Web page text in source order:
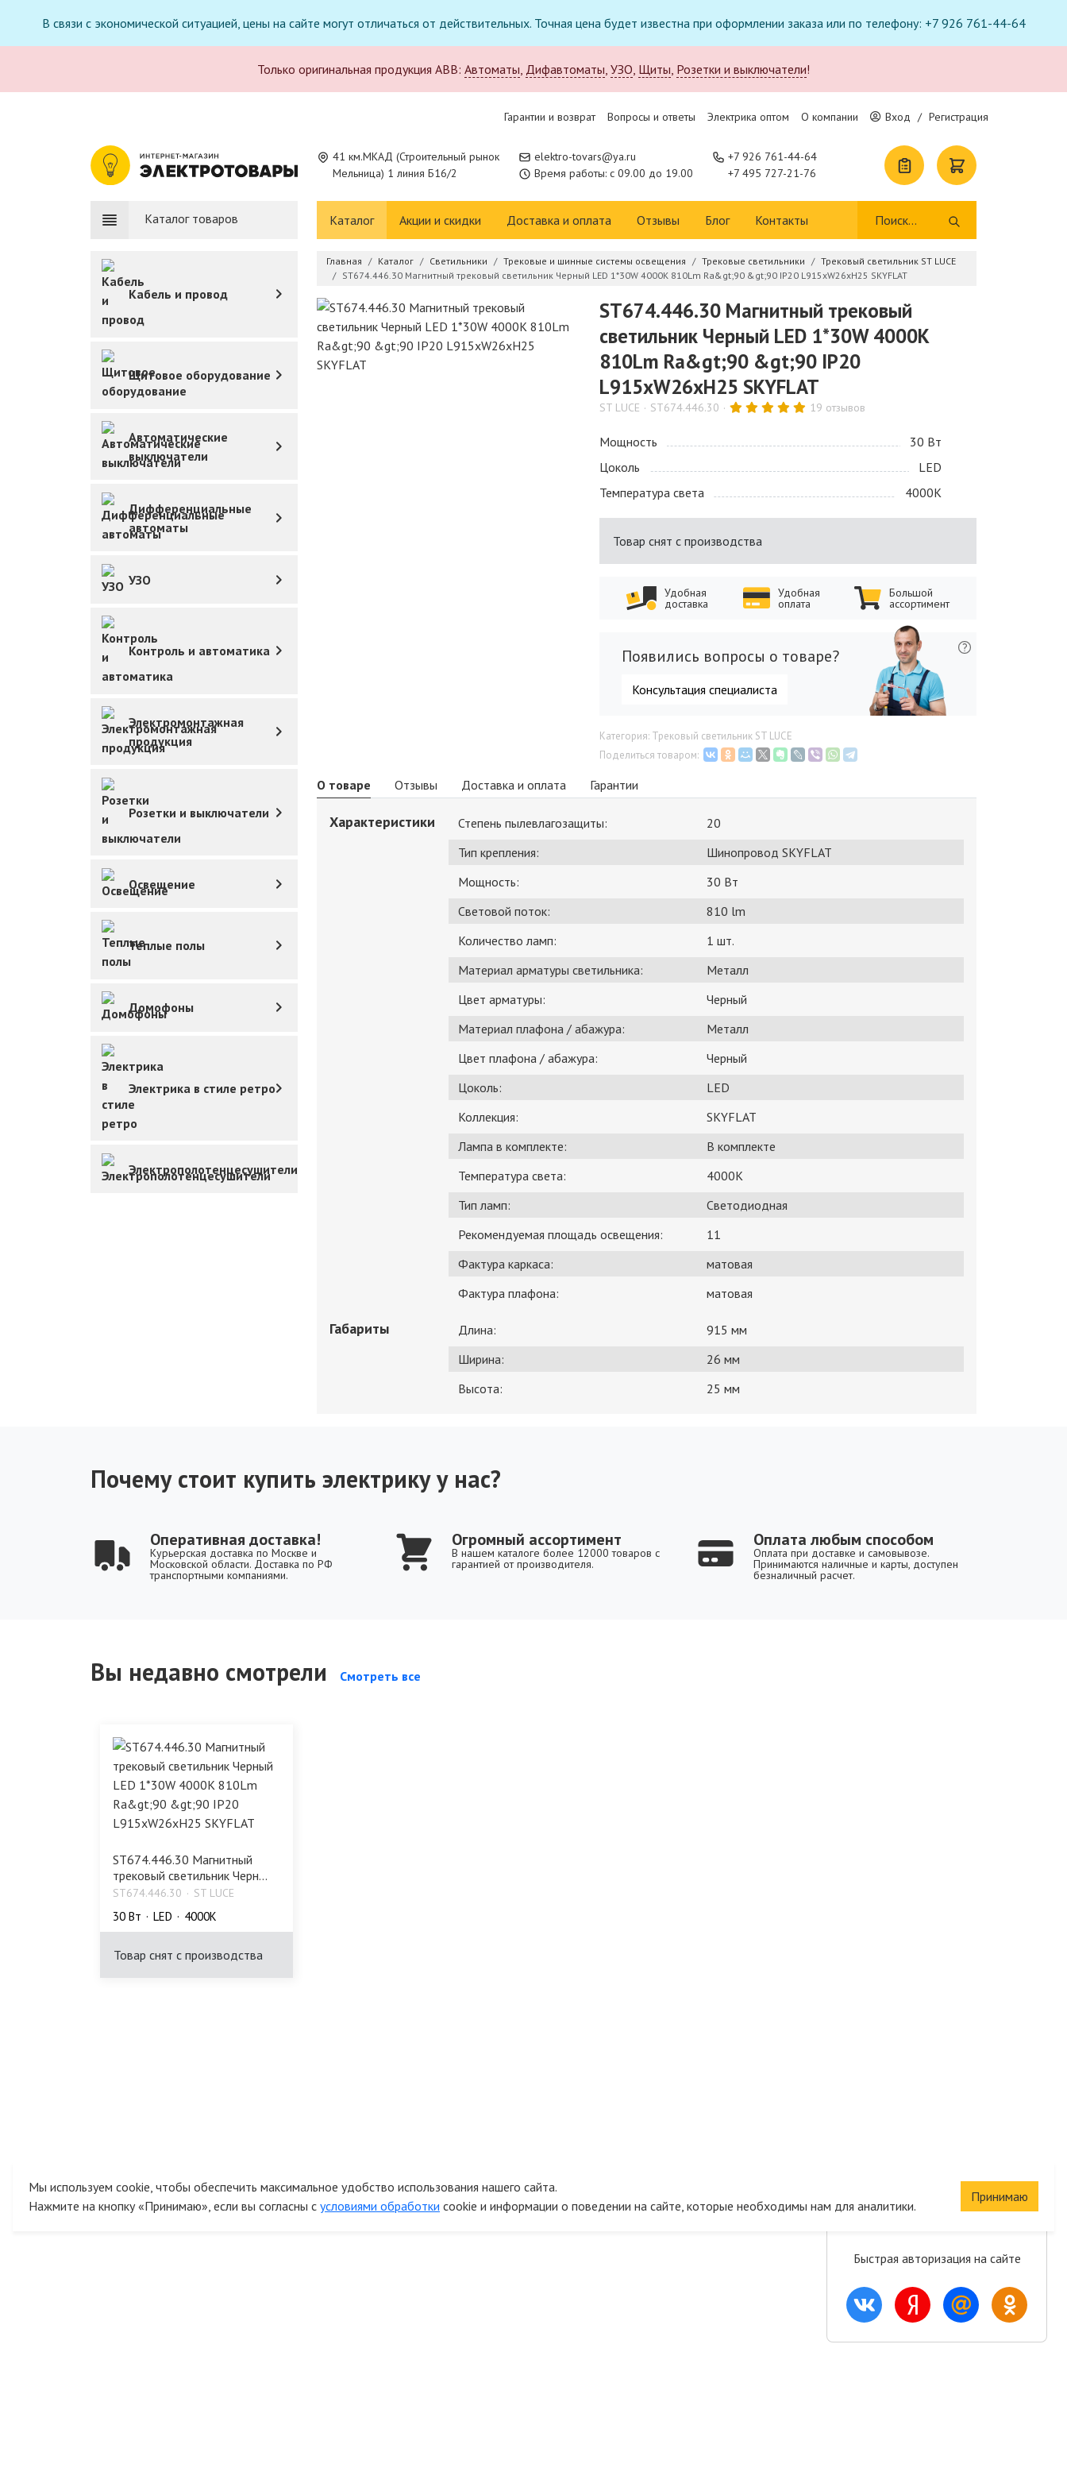
В связи с экономической ситуацией, цены на сайте могут отличаться от действительных. Точная цена будет известна при оформлении заказа или по телефону: +7 926 761-44-64
Только оригинальная продукция ABB: Автоматы, Дифавтоматы, УЗО, Щиты, Розетки и выключатели!
Гарантии и возврат Вопросы и ответы Электрика оптом О компании Вход / Регистрация
41 км.МКАД (Строительный рынок
Мельница) 1 линия Б16/2
elektro-tovars@ya.ru
Время работы: с 09.00 до 19.00
+7 926 761-44-64
+7 495 727-21-76
Каталог товаров Каталог Акции и скидки Доставка и оплата Отзывы Блог Контакты
Кабель и провод
Щитовое оборудование
Автоматические
выключатели
Дифференциальные
автоматы
УЗО
Контроль и автоматика
Электромонтажная
продукция
Розетки и выключатели
Освещение
Теплые полы
Домофоны
Электрика в стиле ретро
Электрополотенцесушители
Главная Каталог Светильники Трековые и шинные системы освещения Трековые светильники
Трековый светильник ST LUCE
ST674.446.30 Магнитный трековый светильник Черный LED 1*30W 4000K 810Lm Ra&gt;90 &gt;90 IP20 L915xW26xH25 SKYFLAT
ST674.446.30 Магнитный трековый
светильник Черный LED 1*30W 4000K
810Lm Ra&gt;90 &gt;90 IP20
L915xW26xH25 SKYFLAT
ST LUCE ST674.446.30 19 отзывов
Мощность
30 Bт
Цоколь
LED
Температура света
4000K
Товар снят с производства
Удобная
доставка
Удобная
оплата
Большой
ассортимент
Появились вопросы о товаре?
Консультация специалиста
Категория: Трековый светильник ST LUCE
Поделиться товаром:
О товаре Отзывы Доставка и оплата Гарантии
Характеристики Степень пылевлагозащиты:
20
Тип крепления:
Шинопровод SKYFLAT
Мощность:
30 Bт
Световой поток:
810 lm
Количество ламп:
1 шт.
Материал арматуры светильника:
Металл
Цвет арматуры:
Черный
Материал плафона / абажура:
Металл
Цвет плафона / абажура:
Черный
Цоколь:
LED
Коллекция:
SKYFLAT
Лампа в комплекте:
В комплекте
Температура света:
4000K
Тип ламп:
Светодиодная
Рекомендуемая площадь освещения:
11
Фактура каркаса:
матовая
Фактура плафона:
матовая
Габариты Длина:
915 мм
Ширина:
26 мм
Высота:
25 мм
Почему стоит купить электрику у нас?
Оперативная доставка!
Курьерская доставка по Москве и
Московской области. Доставка по РФ
транспортными компаниями.
Огромный ассортимент
В нашем каталоге более 12000 товаров с
гарантией от производителя.
Оплата любым способом
Оплата при доставке и самовывозе.
Принимаются наличные и карты, доступен
безналичный расчет.
Вы недавно смотрели Смотреть все
ST674.446.30 Магнитный
трековый светильник Черн...
ST674.446.30 ST LUCE
30 Bт LED 4000K
Товар снят с производства
Сохраните корзину
Быстрая авторизация на сайте
Мы используем cookie, чтобы обеспечить максимальное удобство использования нашего сайта.
Нажмите на кнопку «Принимаю», если вы согласны с условиями обработки cookie и информации о поведении на сайте, которые необходимы нам для аналитики.
Принимаю